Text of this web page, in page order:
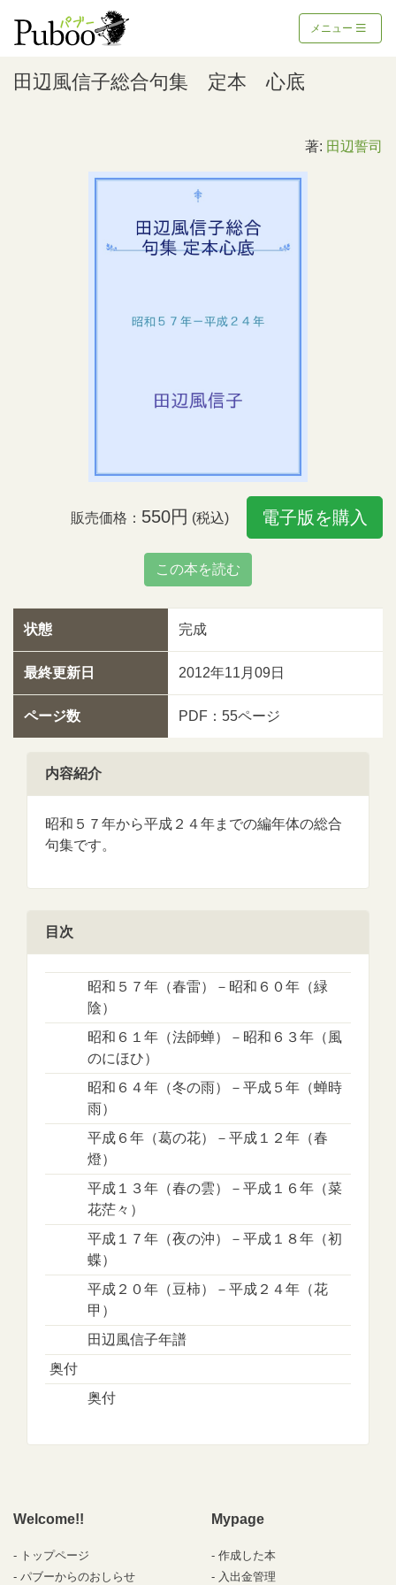
メニュー
田辺風信子総合句集 定本 心底
著: 田辺誓司
販売価格： 550円 (税込) 電子版を購入
この本を読む
状態 完成
最終更新日 2012年11月09日
ページ数 PDF：55ページ
内容紹介
昭和５７年から平成２４年までの編年体の総合
句集です。
目次
昭和５７年（春雷）－昭和６０年（緑
陰）
昭和６１年（法師蝉）－昭和６３年（風
のにほひ）
昭和６４年（冬の雨）－平成５年（蝉時
雨）
平成６年（葛の花）－平成１２年（春
燈）
平成１３年（春の雲）－平成１６年（菜
花茫々）
平成１７年（夜の沖）－平成１８年（初
蝶）
平成２０年（豆柿）－平成２４年（花
甲）
田辺風信子年譜
奥付
奥付
Welcome!!
トップページ
パブーからのおしらせ
Mypage
作成した本
入出金管理